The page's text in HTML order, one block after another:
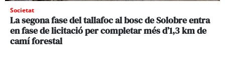
Societat
La segona fase del tallafoc al bosc de Solobre entra
en fase de licitació per completar més d’1,3 km de
camí forestal